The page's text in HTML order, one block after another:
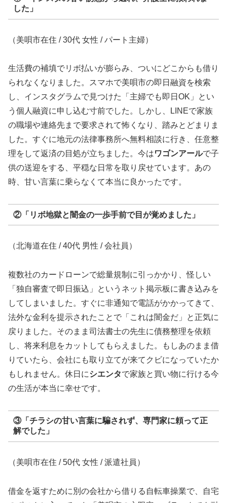
した」
（美唄市在住 / 30代 女性 / パート主婦）
生活費の補填でリボ払いが膨らみ、ついにどこからも借り
られなくなりました。スマホで美唄市の即日融資を検索
し、インスタグラムで見つけた「主婦でも即日OK」とい
う個人融資に申し込む寸前でした。しかし、LINEで家族
の職場や連絡先まで要求されて怖くなり、踏みとどまりま
した。すぐに地元の法律事務所へ無料相談に行き、任意整
理をして返済の目処が立ちました。今はワゴンアールで子
供の送迎をする、平穏な日常を取り戻せています。あの
時、甘い言葉に乗らなくて本当に良かったです。
②「リボ地獄と闇金の一歩手前で目が覚めました」
（北海道在住 / 40代 男性 / 会社員）
複数社のカードローンで総量規制に引っかかり、怪しい
「独自審査で即日振込」というネット掲示板に書き込みを
してしまいました。すぐに非通知で電話がかかってきて、
法外な金利を提示されたことで「これは闇金だ」と正気に
戻りました。そのまま司法書士の先生に債務整理を依頼
し、将来利息をカットしてもらえました。もしあのまま借
りていたら、会社にも取り立てが来てクビになっていたか
もしれません。休日にシエンタで家族と買い物に行ける今
の生活が本当に幸せです。
③「チラシの甘い言葉に騙されず、専門家に頼って正
解でした」
（美唄市在住 / 50代 女性 / 派遣社員）
借金を返すために別の会社から借りる自転車操業で、自宅